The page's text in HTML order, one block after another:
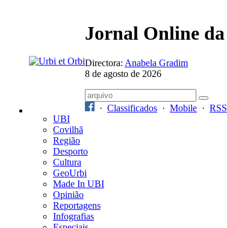
Jornal Online da
Directora: Anabela Gradim
8 de agosto de 2026
· Classificados · Mobile · RSS
UBI
Covilhã
Região
Desporto
Cultura
GeoUrbi
Made In UBI
Opinião
Reportagens
Infografias